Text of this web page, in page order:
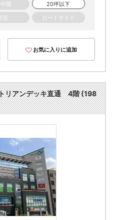
階
20坪以下
近 ロードサイド
お気に入りに追加
リアンデッキ直通 4階 (198